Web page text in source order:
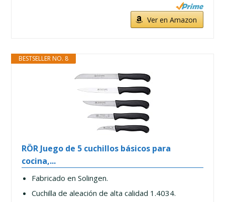
Ver en Amazon
BESTSELLER NO. 8
RÖR Juego de 5 cuchillos básicos para
cocina,...
Fabricado en Solingen.
Cuchilla de aleación de alta calidad 1.4034.